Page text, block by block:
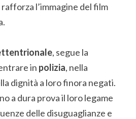
l’immagine del film
, segue la
in polizia, nella
dignità a loro finora negati.
a dura prova il loro legame
delle disuguaglianze e